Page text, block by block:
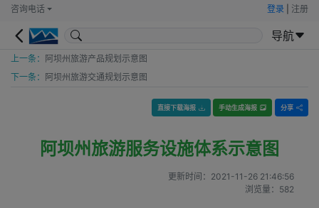
咨询电话 登录 注册
导航
上一条：
阿坝州旅游产品规划示意图
下一条：
阿坝州旅游交通规划示意图
直接下载海报 手动生成海报 分享
阿坝州旅游服务设施体系示意图
更新时间： 2021-11-26 21:46:56
浏览量： 582